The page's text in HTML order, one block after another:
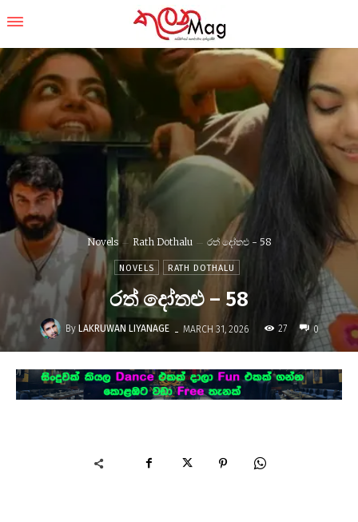
Novels Rath Dothalu රත් දෝතළු - 58
NOVELS RATH DOTHALU
රත් දෝතළු – 58
By LAKRUWAN LIYANAGE - MARCH 31, 2026 27 0